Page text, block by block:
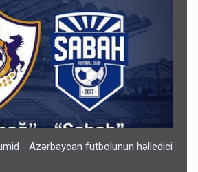
- Azərbaycan futbolunun həlledici